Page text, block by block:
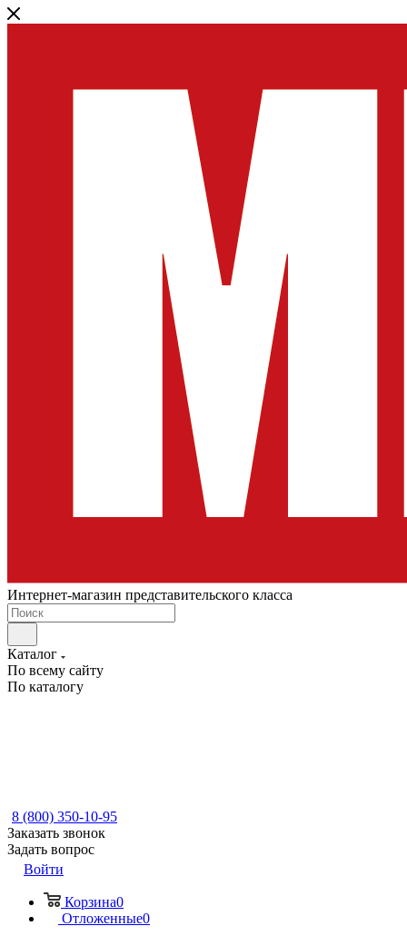
Интернет-магазин представительского класса
Каталог
По всему сайту
По каталогу
8 (800) 350-10-95
Заказать звонок
Задать вопрос
Войти
Корзина0
Отложенные0